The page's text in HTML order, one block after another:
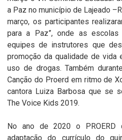
a Paz no município de Lajeado
março, os participantes
para a Paz”, onde as escolas
equipes de instrutores que
promoção da qualidade de vida
uso de drogas. Também
Canção do Proerd em ritmo de
cantora Luiza Barbosa que se
The Voice Kids 2019.
No ano de 2020 o
adaptação do currículo do